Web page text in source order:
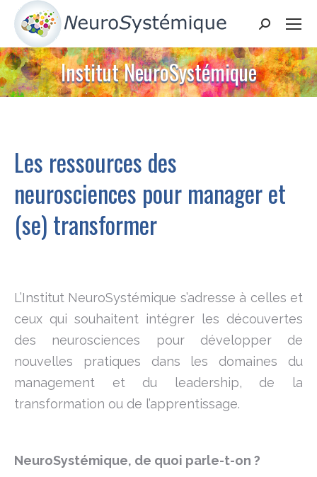
Search:
Institut NeuroSystémique
Les ressources des
neurosciences pour manager et
(se) transformer
L’Institut NeuroSystémique s’adresse à celles et
ceux qui souhaitent intégrer les découvertes
des neurosciences pour développer de
nouvelles pratiques dans les domaines du
management et du leadership, de la
transformation ou de l’apprentissage.
NeuroSystémique, de quoi parle-t-on ?